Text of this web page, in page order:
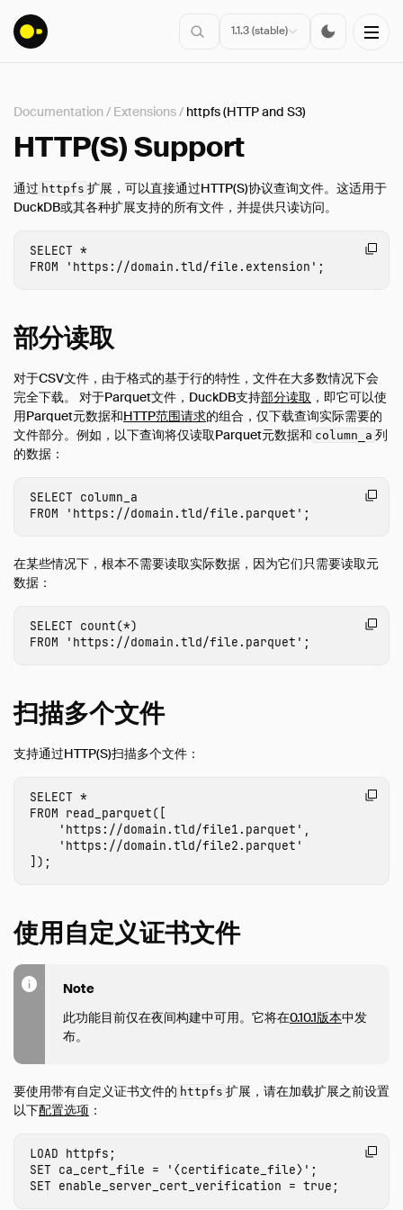
1.1.3 (stable)
安装
连接
客户端API
扩展
核心扩展
社区扩展
使用扩展
Arrow
AWS
Excel
概览
HTTP(S) 支持
S3 API 支持
S3 API 的旧版认证方案
Iceberg
jemalloc
PostgreSQL
空间
SQLite
TPC-DS
VSS
指南
Documentation/ Extensions/ httpfs (HTTP and S3)
HTTP(S) Support
通过 httpfs 扩展，可以直接通过HTTP(S)协议查询文件。这适用于
DuckDB或其各种扩展支持的所有文件，并提供只读访问。
SELECT *
FROM
'https://domain.tld/file.extension' ;
部分读取
对于CSV文件，由于格式的基于行的特性，文件在大多数情况下会
完全下载。 对于Parquet文件，DuckDB支持部分读取 ，即它可以使
用Parquet元数据和HTTP范围请求的组合，仅下载查询实际需要的
文件部分。例如，以下查询将仅读取Parquet元数据和 column_a 列
的数据：
SELECT column_a
FROM
'https://domain.tld/file.parquet' ;
在某些情况下，根本不需要读取实际数据，因为它们只需要读取元
数据：
SELECT count(*)
FROM
'https://domain.tld/file.parquet' ;
扫描多个文件
支持通过HTTP(S)扫描多个文件：
SELECT *
FROM read_parquet([
'https://domain.tld/file1.parquet' ,
'https://domain.tld/file2.parquet'
]);
使用自定义证书文件
Note
此功能目前仅在夜间构建中可用。它将在0.10.1版本中发
布。
要使用带有自定义证书文件的 httpfs 扩展，请在加载扩展之前设置
以下配置选项 ：
LOAD httpfs;
SET ca_cert_file = '⟨certificate_file⟩' ;
SET enable_server_cert_verification = true;